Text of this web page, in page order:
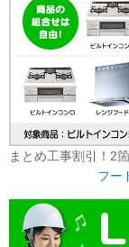
まとめ工事割引！2
フー